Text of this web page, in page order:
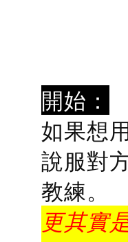
開始：
如果想
說服對
教練。
更其實